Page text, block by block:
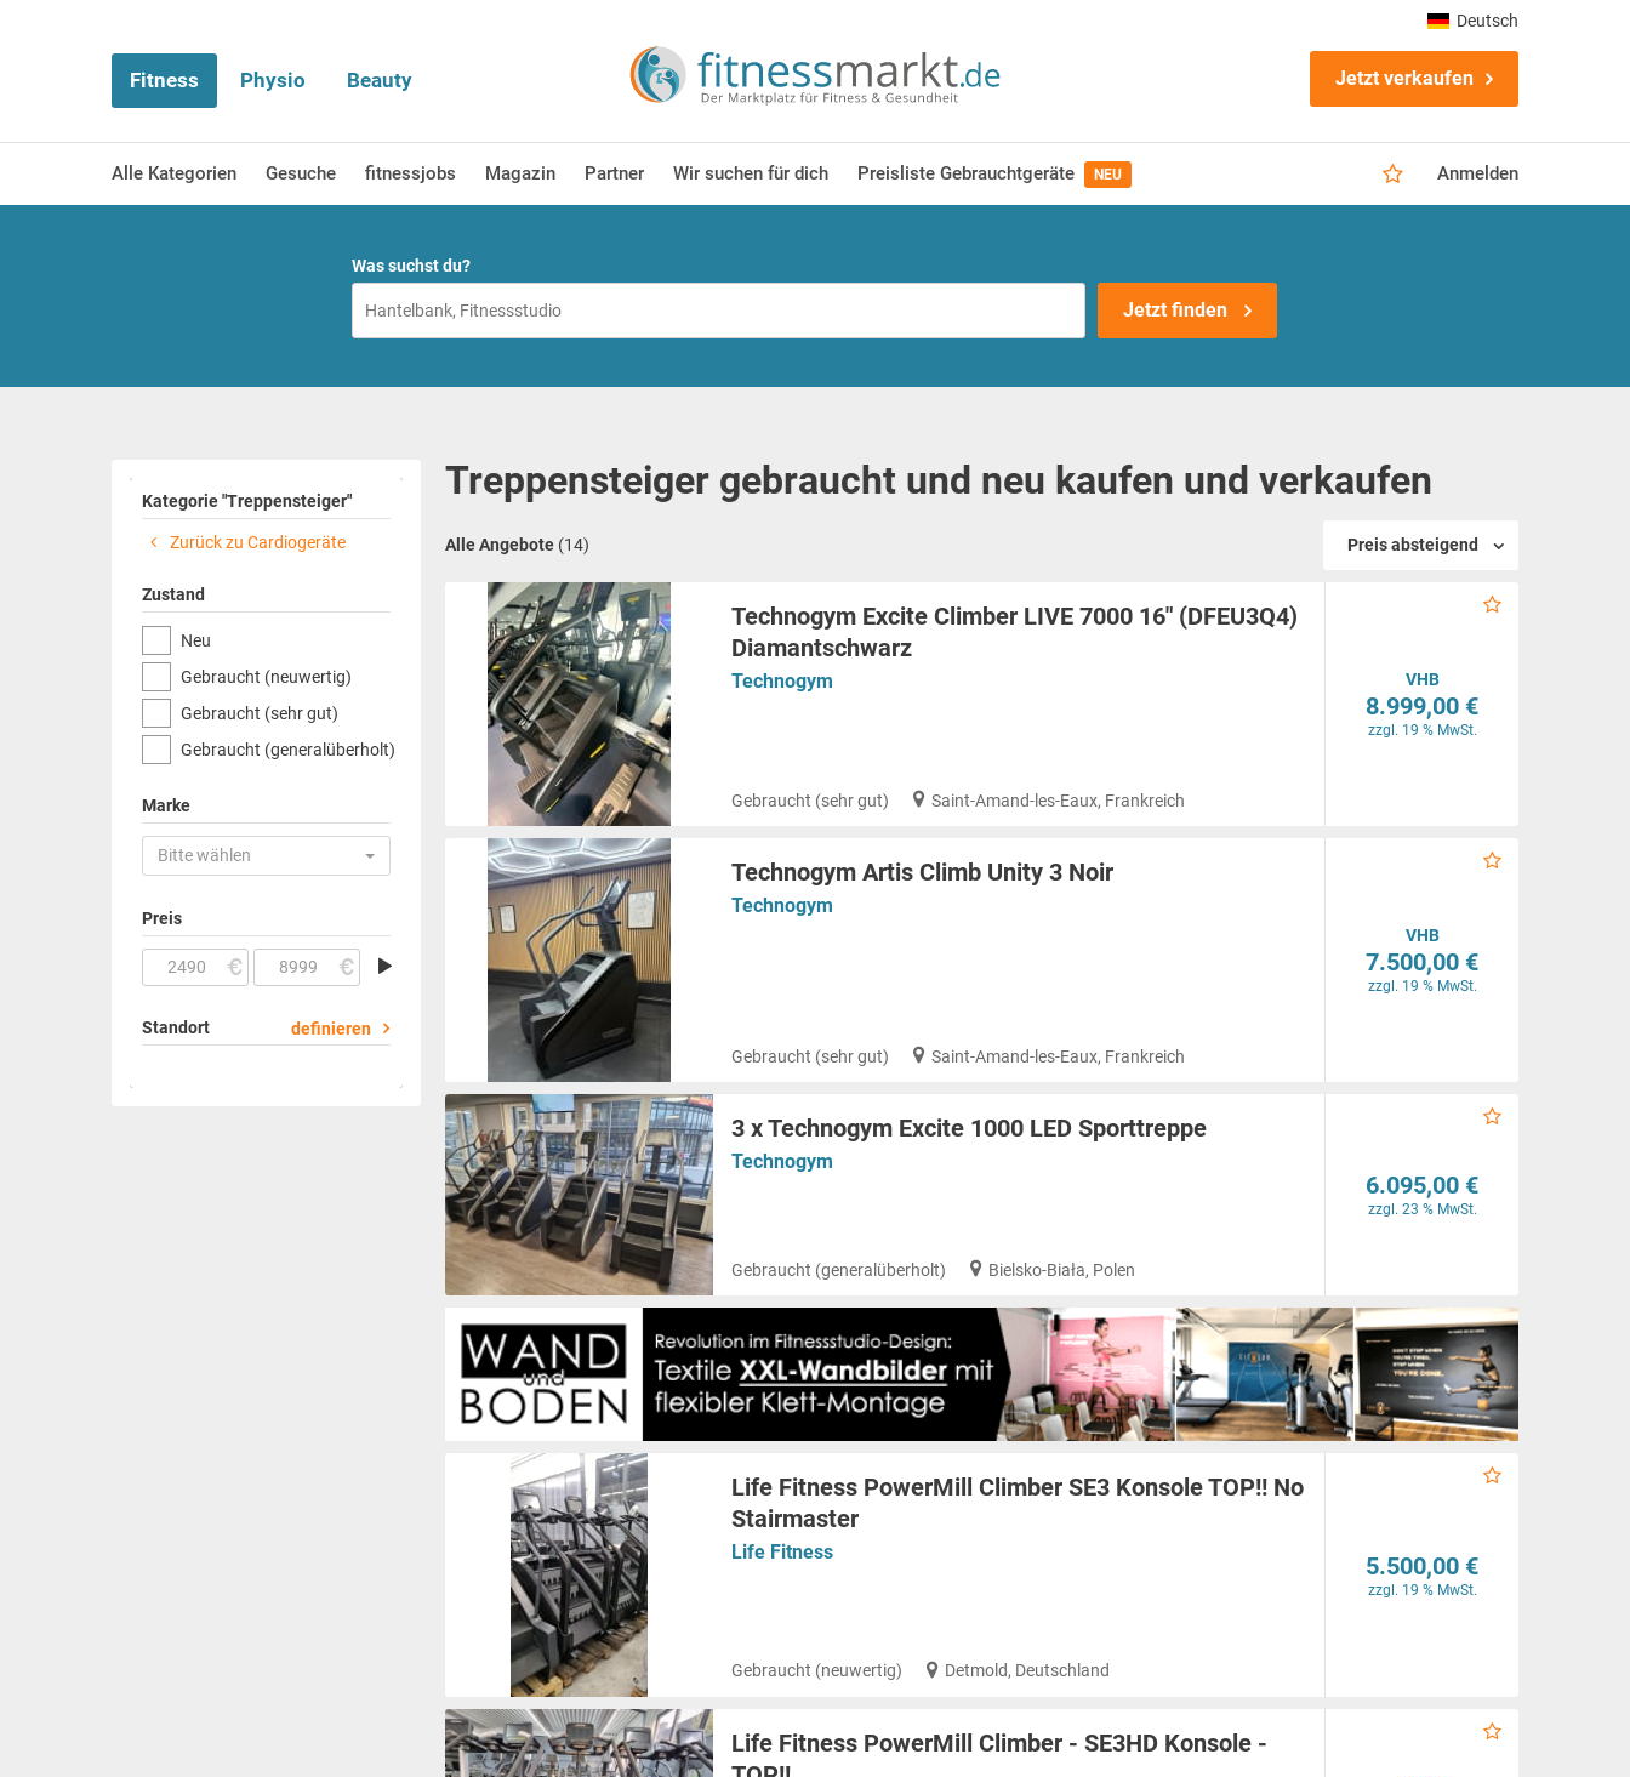
Fitness Physio Beauty Jetzt verkaufen
Alle Kategorien Gesuche fitnessjobs Magazin Partner Wir suchen für dich Preisliste Gebrauchtgeräte NEU Anmelden
Deutsch
Was suchst du?
Jetzt finden
Kategorie "Treppensteiger"
Zurück zu Cardiogeräte
Zustand
Neu
Gebraucht (neuwertig)
Gebraucht (sehr gut)
Gebraucht (generalüberholt)
Marke
Bitte wählen
Preis
Standort definieren
Treppensteiger gebraucht und neu kaufen und verkaufen
Alle Angebote (14) Preis absteigend
Technogym Excite Climber LIVE 7000 16" (DFEU3Q4)
Diamantschwarz
Technogym
Gebraucht (sehr gut) Saint-Amand-les-Eaux, Frankreich
VHB
8.999,00 €
zzgl. 19 % MwSt.
Technogym Artis Climb Unity 3 Noir
Technogym
Gebraucht (sehr gut) Saint-Amand-les-Eaux, Frankreich
VHB
7.500,00 €
zzgl. 19 % MwSt.
3 x Technogym Excite 1000 LED Sporttreppe
Technogym
Gebraucht (generalüberholt) Bielsko-Biała, Polen
6.095,00 €
zzgl. 23 % MwSt.
Life Fitness PowerMill Climber SE3 Konsole TOP!! No
Stairmaster
Life Fitness
Gebraucht (neuwertig) Detmold, Deutschland
5.500,00 €
zzgl. 19 % MwSt.
Life Fitness PowerMill Climber - SE3HD Konsole -